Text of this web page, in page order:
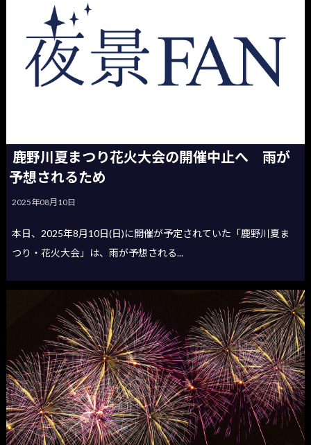
鹿野川夏まつり花火大会の開催中止へ 雨が
予想されるため
2025年08月10日
本日、2025年8月10日(日)に開催が予定されていた「鹿野川夏ま
つり・花火大会」は、雨が予想される...